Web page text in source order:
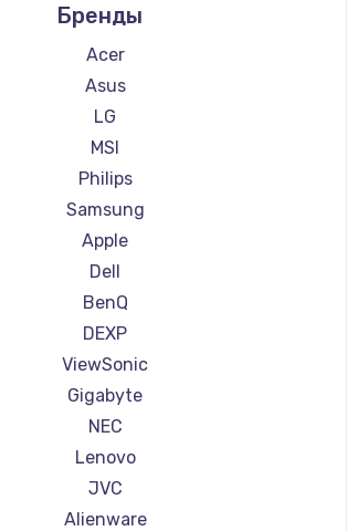
мониторов Thunderobot
мониторов Hisense
Ремонт мониторов АОС
Ремонт мониторов Ardor
мониторов Machenike
Ремонт мониторов iru
мониторов Titan Army
мониторов iFFALCON
Ремонт мониторов Dahua
Бренды
Acer
Asus
LG
MSI
Philips
Samsung
Apple
Dell
BenQ
DEXP
ViewSonic
Gigabyte
NEC
Lenovo
JVC
Alienware